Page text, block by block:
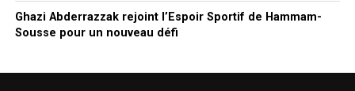
Ghazi Abderrazzak rejoint l’Espoir Sportif de Hammam-
Sousse pour un nouveau défi